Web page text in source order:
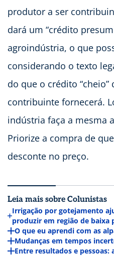
produtor a ser
dará um “crédito
agroindústria, o que
considerando o texto
do que o crédito
contribuinte fornecerá.
indústria faça a mesma
Priorize a compra de
desconte no preço.
Leia mais sobre Colunistas
Irrigação por gotejamento
produzir em região de baixa
O que eu aprendi com as
Mudanças em tempos
Entre resultados e pessoas: